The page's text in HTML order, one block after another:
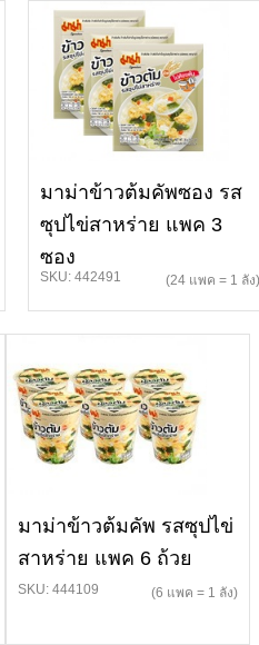
มาม่าข้าวต้มคัพซอง รส
ซุปไข่สาหร่าย แพค 3
ซอง
SKU: 442491 (24 แพค = 1 ลัง)
มาม่าข้าวต้มคัพ รสซุปไข่
สาหร่าย แพค 6 ถ้วย
SKU: 444109 (6 แพค = 1 ลัง)